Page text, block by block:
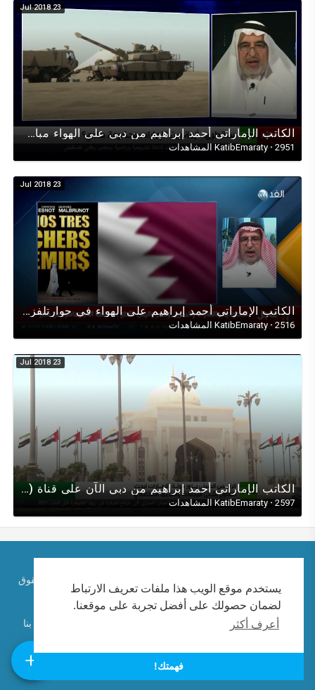
يستخدم موقع الويب هذا ملفات تعريف الارتباط
لضمان حصولك على أفضل تجربة على موقعنا.
أعرف أكثر
فهمتك!
23 Jul 2018
الكاتب الإماراتي أحمد إبراهيم من دبي على الهواء مباشرة لقناة روسيا اليوم RT/موسكو عن جزيرة سقطرى
KatibEmaraty· 2951 المشاهدات
23 Jul 2018
الكاتب اﻹماراتي أحمد إبراهيم على الهواء في حوارتلفزيوني مع قناةالغدحول العلاقات الخليجية القطرية
KatibEmaraty · 2516 المشاهدات
23 Jul 2018
الكاتب الإماراتي أحمد إبراهيم من دبي الآن على قناة (RT روسيا اليوم) حول زيارة الرئيس الصيني للإمارات
KatibEmaraty· 2597 المشاهدات
حقوق الطبع والنشر © 2026 الكاتب الإماراتي احمد ابراهيم. كل الحقوق
محفوظة.
تعليمات الاستخدام
اتصل بنا